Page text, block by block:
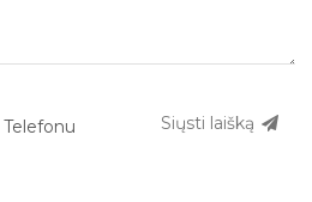
Siųsti laišką
Telefonu